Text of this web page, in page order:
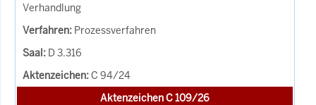
Verhandlung
Prozessverfahren
D 3.316
C 94/24
Aktenzeichen C 109/26